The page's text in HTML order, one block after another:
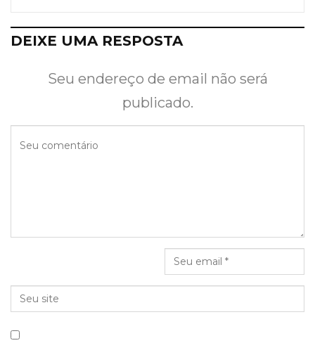
DEIXE UMA RESPOSTA
Seu endereço de email não será
publicado.